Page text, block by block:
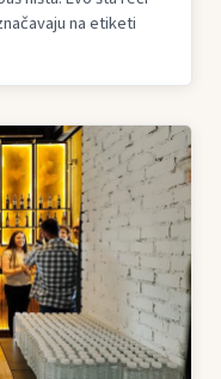
na etiketi